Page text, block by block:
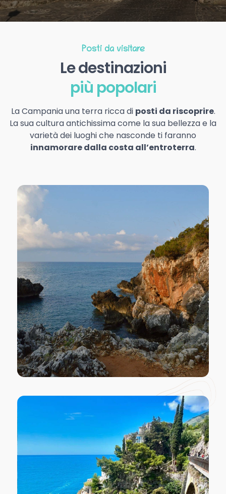
Posti da visitare
Le destinazioni
più popolari
La Campania una terra ricca di posti da riscoprire.
La sua cultura antichissima come la sua bellezza e la
varietà dei luoghi che nasconde ti faranno
innamorare dalla costa all’entroterra.